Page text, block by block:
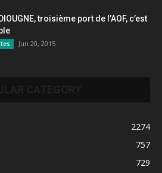
troisième port de l’AOF, c’est
Jun 20, 2015
2274
757
729